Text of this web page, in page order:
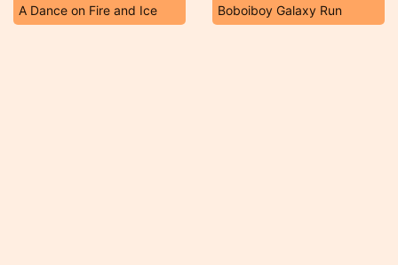
A Dance on Fire and Ice Boboiboy Galaxy Run